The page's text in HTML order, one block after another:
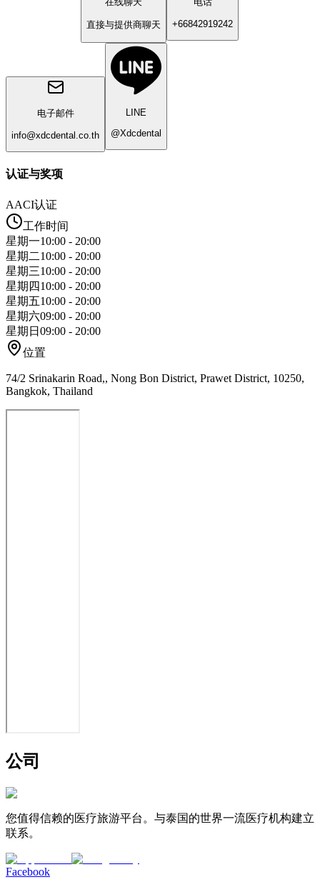
直接与提供商聊天 +66842919242
电子邮件
info@xdcdental.co.th
LINE
@Xdcdental
认证与奖项
AACI认证
工作时间
星期一10:00 - 20:00
星期二10:00 - 20:00
星期三10:00 - 20:00
星期四10:00 - 20:00
星期五10:00 - 20:00
星期六09:00 - 20:00
星期日 09:00 - 20:00
位置
74/2 Srinakarin Road,, Nong Bon District, Prawet District, 10250,
Bangkok, Thailand
公司
您值得信赖的医疗旅游平台。与泰国的世界一流医疗机构建立
联系。
Facebook